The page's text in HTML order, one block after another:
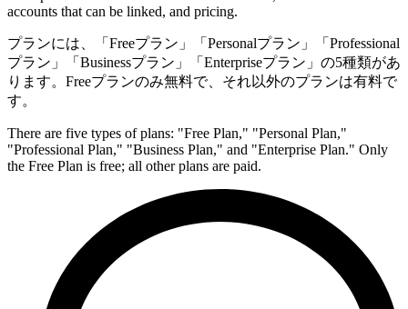
accounts that can be linked, and pricing.
プランには、「Freeプラン」「Personalプラン」「Professional
プラン」「Businessプラン」「Enterpriseプラン」の5種類があ
ります。Freeプランのみ無料で、それ以外のプランは有料で
す。
There are five types of plans: "Free Plan," "Personal Plan,"
"Professional Plan," "Business Plan," and "Enterprise Plan." Only
the Free Plan is free; all other plans are paid.